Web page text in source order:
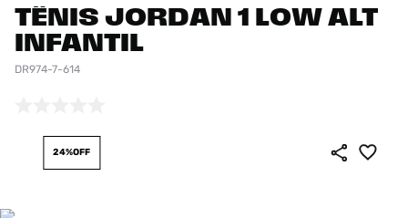
TÊNIS JORDAN 1 LOW ALT
INFANTIL
DR974-7-614
24%OFF